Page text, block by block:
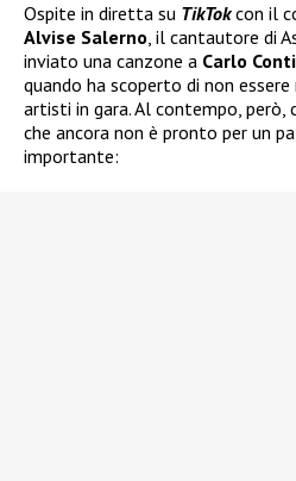
Ospite in diretta su TikTokcon il
Alvise Salerno, il cantautore di
inviato una canzone a Carlo Conti
quando ha scoperto di non
artisti in gara. Al contempo, però,
che ancora non è pronto per un
importante: